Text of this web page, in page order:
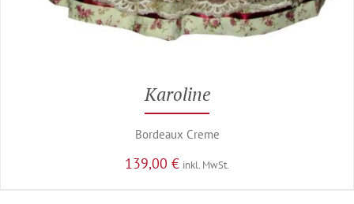
Karoline
Bordeaux Creme
139,00 € inkl. MwSt.